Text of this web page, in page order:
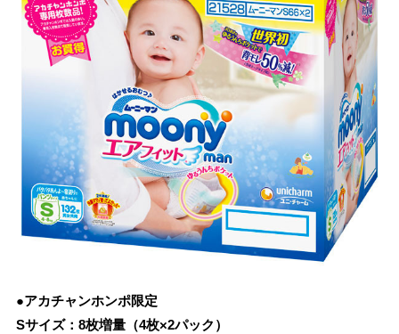
●アカチャンホンポ限定
Sサイズ：8枚増量（4枚×2パック）